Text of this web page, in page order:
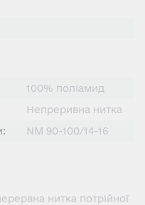
100% полiамид
Непреривна нитка
NM 90-100/14-16
нитка потрійної